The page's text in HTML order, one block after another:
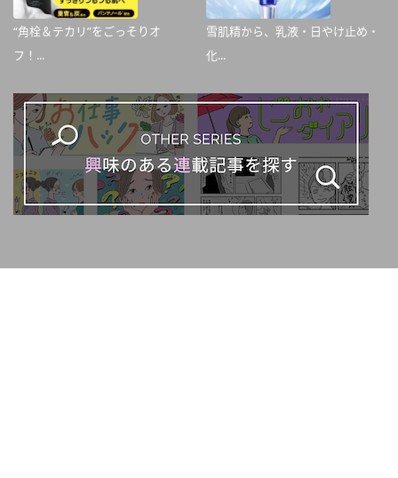
“角栓＆テカリ”をごっそりオ
フ！...
雪肌精から、乳液・日やけ止め・
化...